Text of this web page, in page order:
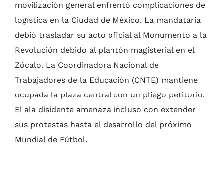
movilización general enfrentó complicaciones de
logística en la Ciudad de México. La mandataria
debió trasladar su acto oficial al Monumento a la
Revolución debido al plantón magisterial en el
Zócalo. La Coordinadora Nacional de
Trabajadores de la Educación (CNTE) mantiene
ocupada la plaza central con un pliego petitorio.
El ala disidente amenaza incluso con extender
sus protestas hasta el desarrollo del próximo
Mundial de Fútbol.